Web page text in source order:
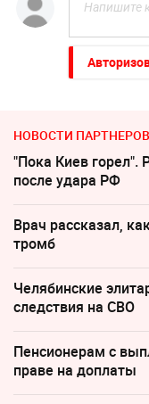
НОВОСТИ ПАРТНЕРОВ
"Пока Киев горел".
после удара РФ
Врач рассказал,
тромб
Челябинские
следствия на СВО
Пенсионерам с
праве на доплаты